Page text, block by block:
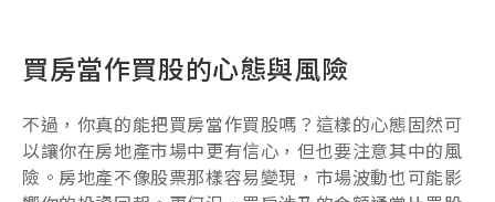
買房當作買股的心態與風險
不過，你真的能把買房當作買股嗎？這樣的心態固然可
以讓你在房地產市場中更有信心，但也要注意其中的風
險。房地產不像股票那樣容易變現，市場波動也可能影